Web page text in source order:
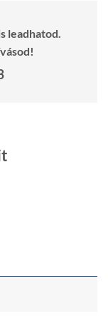
leadhatod.